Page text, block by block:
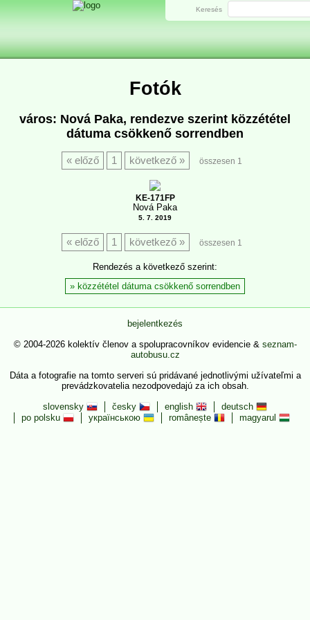
Fotók
város: Nová Paka, rendezve szerint közzététel
dátuma csökkenő sorrendben
előző 1 következő összesen 1
KE-171FP
Nová Paka
5. 7. 2019
előző 1 következő összesen 1
Rendezés a következő szerint:
közzététel dátuma csökkenő sorrendben
Keresés
bejelentkezés
© 2004-2026 kolektív členov a spolupracovníkov evidencie & seznam-
autobusu.cz
Dáta a fotografie na tomto serveri sú pridávané jednotlivými užívateľmi a
prevádzkovatelia nezodpovedajú za ich obsah.
slovensky
česky english
deutsch
po polsku
українською românește magyarul